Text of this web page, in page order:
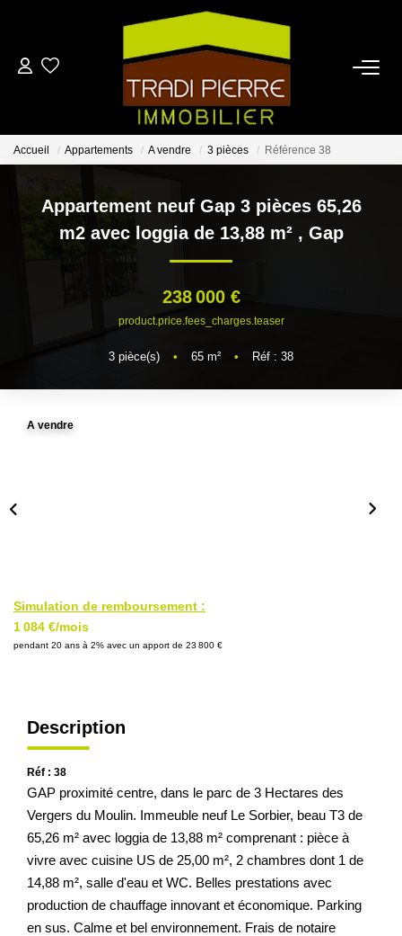
ACCUEIL
ACHETER
LOUER
NOTRE AGENCE
CONTACT
Accueil Appartements A vendre 3 pièces Référence 38
Appartement neuf Gap 3 pièces 65,26
m2 avec loggia de 13,88 m² , Gap
238 000 €
product.price.fees_charges.teaser
3 pièce(s) • 65 m² • Réf : 38
A vendre
Simulation de remboursement :
1 084 €/mois
pendant 20 ans à 2% avec un apport de 23 800 €
Description
Réf : 38
GAP proximité centre, dans le parc de 3 Hectares des
Vergers du Moulin. Immeuble neuf Le Sorbier, beau T3 de
65,26 m² avec loggia de 13,88 m² comprenant : pièce à
vivre avec cuisine US de 25,00 m², 2 chambres dont 1 de
14,88 m², salle d'eau et WC. Belles prestations avec
production de chauffage innovant et économique. Parking
en sus. Calme et bel environnement. Frais de notaire